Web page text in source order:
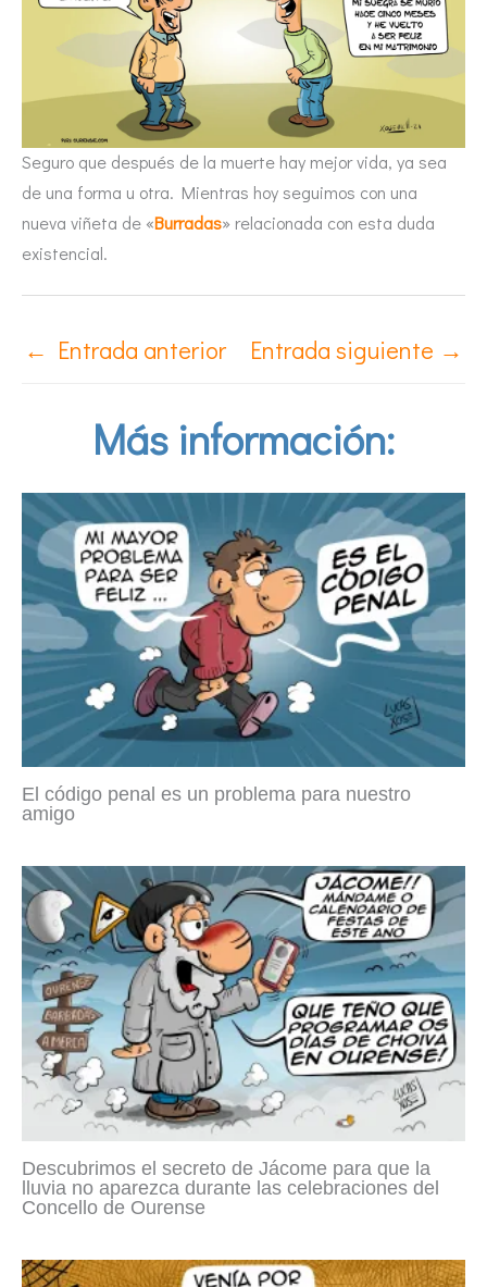
Seguro que después de la muerte hay mejor vida, ya sea
de una forma u otra. Mientras hoy seguimos con una
nueva viñeta de «Burradas» relacionada con esta duda
existencial.
← Entrada anterior Entrada siguiente →
Más información:
El código penal es un problema para nuestro
amigo
Descubrimos el secreto de Jácome para que la
lluvia no aparezca durante las celebraciones del
Concello de Ourense